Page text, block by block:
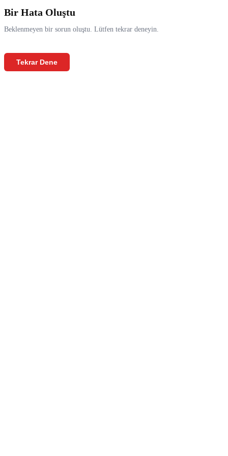
Bir Hata Oluştu
Beklenmeyen bir sorun oluştu. Lütfen tekrar deneyin.
Tekrar Dene